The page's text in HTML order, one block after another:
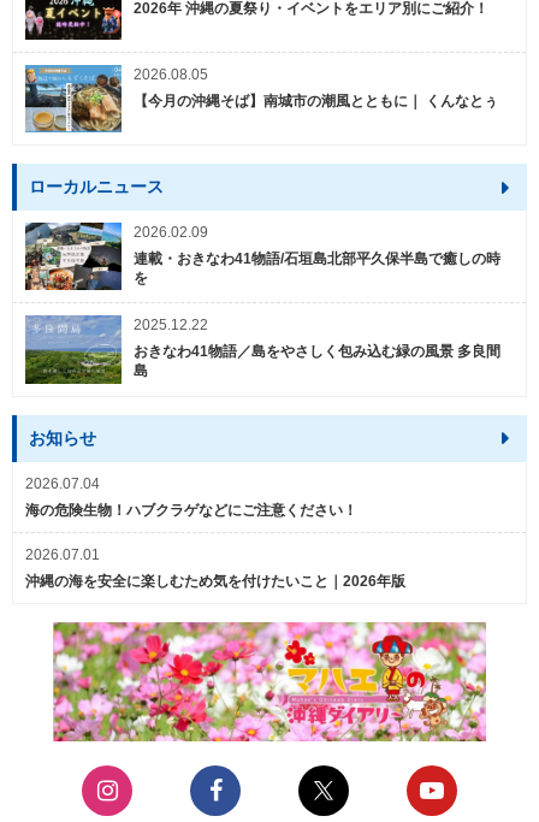
2026年 沖縄の夏祭り・イベントをエリア別にご紹介！
2026.08.05
【今月の沖縄そば】南城市の潮風とともに｜ くんなとぅ
ローカルニュース
2026.02.09
連載・おきなわ41物語/石垣島北部平久保半島で癒しの時
を
2025.12.22
おきなわ41物語／島をやさしく包み込む緑の風景 多良間
島
お知らせ
2026.07.04
海の危険生物！ハブクラゲなどにご注意ください！
2026.07.01
沖縄の海を安全に楽しむため気を付けたいこと｜2026年版